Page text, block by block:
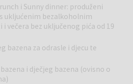
i Sunny dinner: produženi
ukljućenim bezalkoholnim
i večera bez uključenog pića od 19
bazena za odrasle i djecu te
i dječjeg bazena (ovisno o